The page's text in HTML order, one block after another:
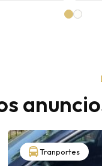
Tranportes